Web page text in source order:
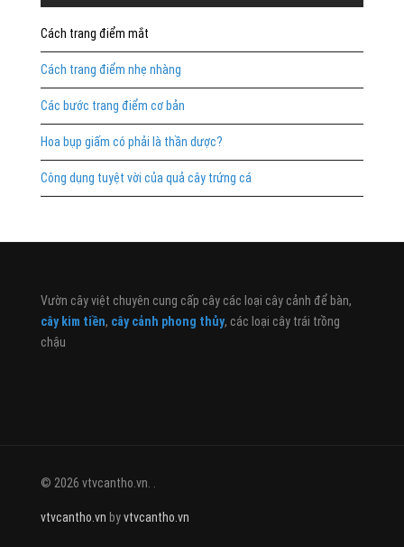
Cách trang điểm mắt
Cách trang điểm nhẹ nhàng
Các bước trang điểm cơ bản
Hoa bụp giấm có phải là thần dược?
Công dụng tuyệt vời của quả cây trứng cá
Vườn cây việt chuyên cung cấp cây các loại cây cảnh để bàn,
cây kim tiền, cây cảnh phong thủy, các loại cây trái trồng
chậu
© 2026 vtvcantho.vn. .
vtvcantho.vn byvtvcantho.vn